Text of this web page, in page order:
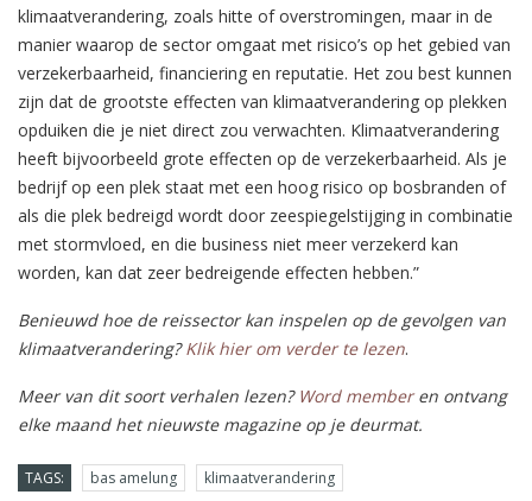
klimaatverandering, zoals hitte of overstromingen, maar in de
manier waarop de sector omgaat met risico’s op het gebied van
verzekerbaarheid, financiering en reputatie. Het zou best kunnen
zijn dat de grootste effecten van klimaatverandering op plekken
opduiken die je niet direct zou verwachten. Klimaatverandering
heeft bijvoorbeeld grote effecten op de verzekerbaarheid. Als je
bedrijf op een plek staat met een hoog risico op bosbranden of
als die plek bedreigd wordt door zeespiegelstijging in combinatie
met stormvloed, en die business niet meer verzekerd kan
worden, kan dat zeer bedreigende effecten hebben.”
Benieuwd hoe de reissector kan inspelen op de gevolgen van
klimaatverandering?Klik hier om verder te lezen.
Meer van dit soort verhalen lezen? Word memberen ontvang
elke maand het nieuwste magazine op je deurmat.
TAGS: bas amelung klimaatverandering